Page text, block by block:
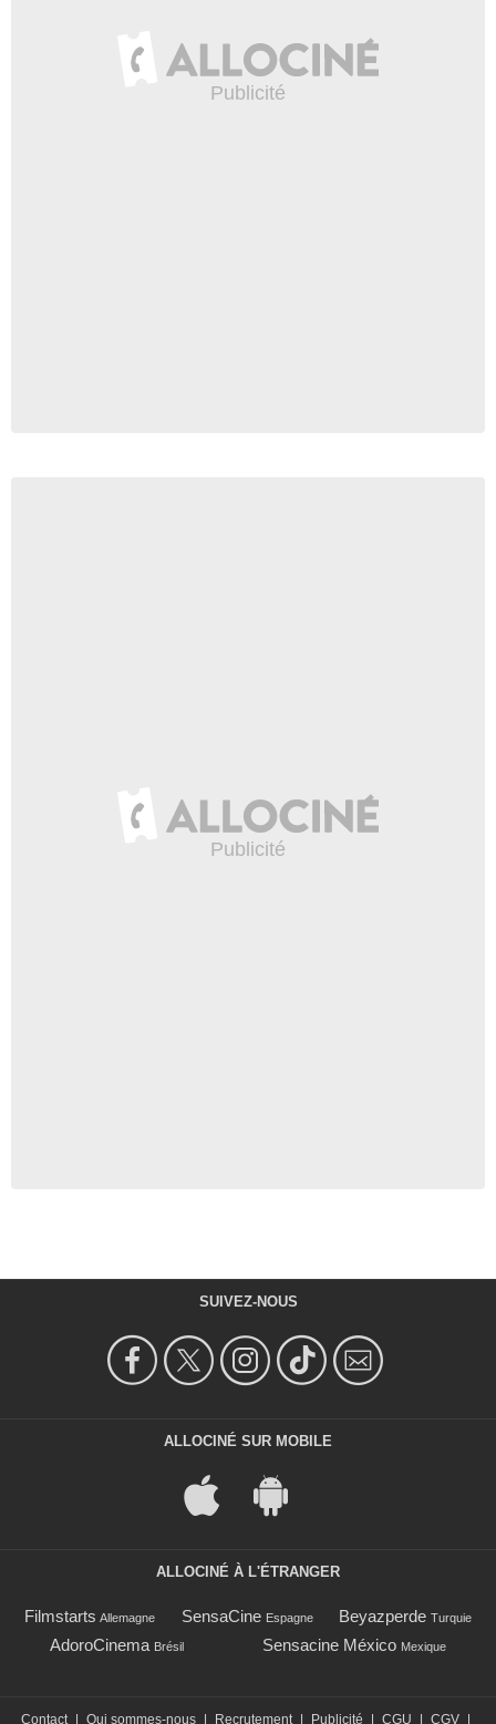
SUIVEZ-NOUS
ALLOCINÉ SUR MOBILE
ALLOCINÉ À L'ÉTRANGER
Filmstarts Allemagne SensaCine Espagne Beyazperde Turquie
AdoroCinema Brésil Sensacine México Mexique
Contact Qui sommes-nous Recrutement Publicité CGU CGV